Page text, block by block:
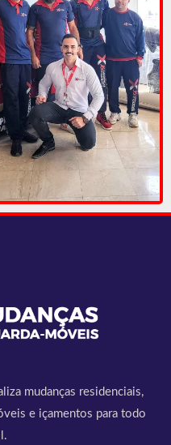
mudanças residenciais,
e içamentos para todo